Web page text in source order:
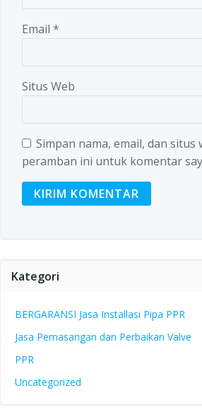
Email *
Situs Web
Simpan nama, email, dan situs
peramban ini untuk komentar
Kategori
BERGARANSI Jasa Installasi Pipa PPR
Jasa Pemasangan dan Perbaikan Valve
PPR
Uncategorized